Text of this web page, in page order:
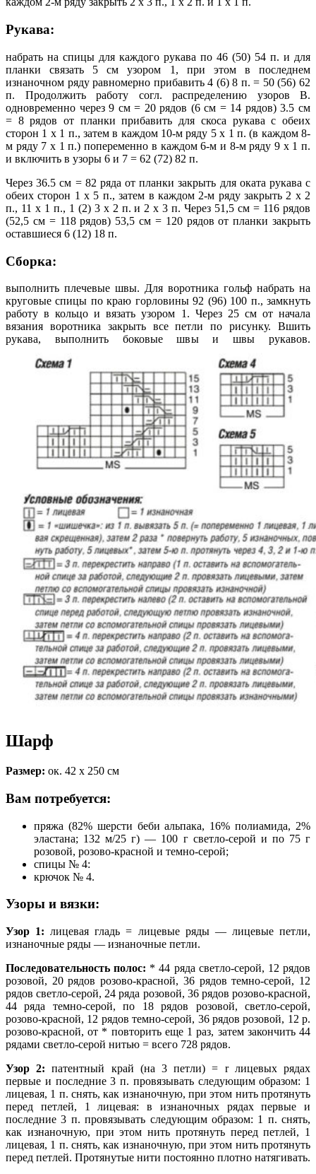
Рукава:
набрать на спицы для каждого рукава по 46 (50) 54 п. и для
планки связать 5 см узором 1, при этом в последнем
изнаночном ряду равномерно прибавить 4 (6) 8 п. = 50 (56) 62
п. Продолжить работу согл. распределению узоров В.
одновременно через 9 см = 20 рядов (6 см = 14 рядов) 3.5 см
= 8 рядов от планки прибавить для скоса рукава с обеих
сторон 1 х 1 п., затем в каждом 10-м ряду 5 х 1 п. (в каждом 8-
м ряду 7 х 1 п.) попеременно в каждом 6-м и 8-м ряду 9 х 1 п.
и включить в узоры 6 и 7 = 62 (72) 82 п.
Через 36.5 см = 82 ряда от планки закрыть для оката рукава с
обеих сторон 1 х 5 п., затем в каждом 2-м ряду закрыть 2 х 2
п., 11 х 1 п., 1 (2) 3 х 2 п. и 2 х 3 п. Через 51,5 см = 116 рядов
(52,5 см = 118 рядов) 53,5 см = 120 рядов от планки закрыть
оставшиеся 6 (12) 18 п.
Сборка:
выполнить плечевые швы. Для воротника гольф набрать на
круговые спицы по краю горловины 92 (96) 100 п., замкнуть
работу в кольцо и вязать узором 1. Через 25 см от начала
вязания воротника закрыть все петли по рисунку. Вшить
рукава, выполнить боковые швы и швы рукавов.
Шарф
Размер: ок. 42 х 250 см
Вам потребуется:
пряжа (82% шерсти беби альпака, 16% полиамида, 2%
эластана; 132 м/25 г) — 100 г светло-серой и по 75 г
розовой, розово-красной и темно-серой;
спицы № 4:
крючок № 4.
Узоры и вязки:
Узор 1: лицевая гладь = лицевые ряды — лицевые петли,
изнаночные ряды — изнаночные петли.
Последовательность полос: * 44 ряда светло-серой, 12 рядов
розовой, 20 рядов розово-красной, 36 рядов темно-серой, 12
рядов светло-серой, 24 ряда розовой, 36 рядов розово-красной,
44 ряда темно-серой, по 18 рядов розовой, светло-серой,
розово-красной, 12 рядов темно-серой, 36 рядов розовой, 12 р.
розово-красной, от * повторить еще 1 раз, затем закончить 44
рядами светло-серой нитью = всего 728 рядов.
Узор 2: патентный край (на 3 петли) = r лицевых рядах
первые и последние 3 п. провязывать следующим образом: 1
лицевая, 1 п. снять, как изнаночную, при этом нить протянуть
перед петлей, 1 лицевая: в изнаночных рядах первые и
последние 3 п. провязывать следующим образом: 1 п. снять,
как изнаночную, при этом нить протянуть перед петлей, 1
лицевая, 1 п. снять, как изнаночную, при этом нить протянуть
перед петлей. Протянутые нити постоянно плотно натягивать.